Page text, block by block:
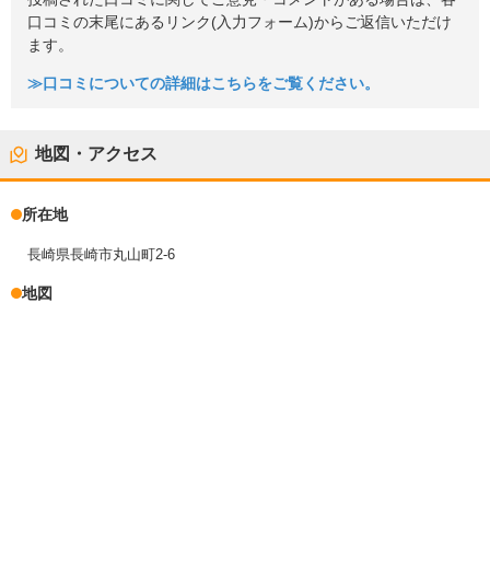
口コミの末尾にあるリンク(入力フォーム)からご返信いただけ
ます。
≫口コミについての詳細はこちらをご覧ください。
地図・アクセス
所在地
長崎県長崎市丸山町2-6
地図